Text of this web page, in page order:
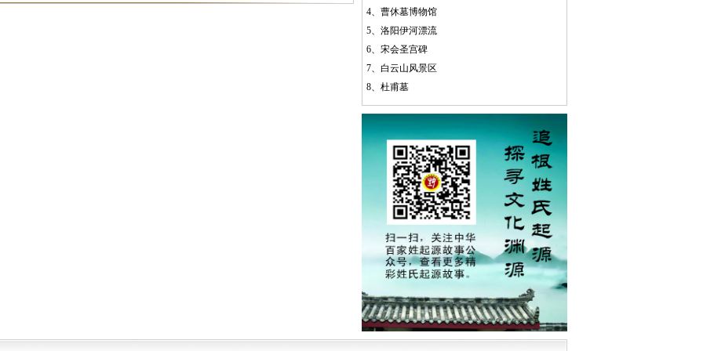
4、 曹休墓博物馆
5、 洛阳伊河漂流
6、 宋会圣宫碑
7、 白云山风景区
8、 杜甫墓